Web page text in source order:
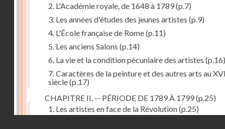
2. L'Académie royale, de 1648 à 1789(p.7)
3. Les années d'études des jeunes artistes (p.9)
4. L'École française de Rome(p.11)
5. Les anciens Salons (p.14)
6. La vie et la condition pécuniaire des artistes (p.16)
7. Caractères de la peinture et des autres arts au
siècle(p.17)
CHAPITRE II. -- PÉRIODE DE 1789 À 1799(p.25)
1. Les artistes en face de la Révolution(p.25)